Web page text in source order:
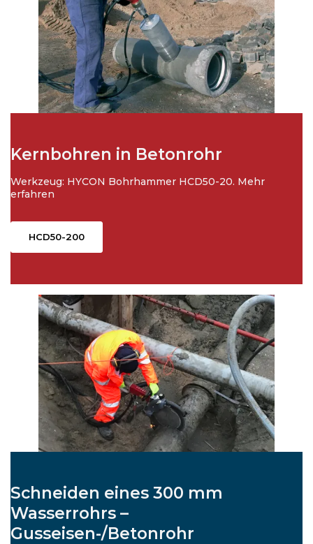
Kernbohren in Betonrohr
Werkzeug: HYCON Bohrhammer HCD50-20. Mehr
erfahren
HCD50-200
Schneiden eines 300 mm
Wasserrohrs –
Gusseisen-/Betonrohr